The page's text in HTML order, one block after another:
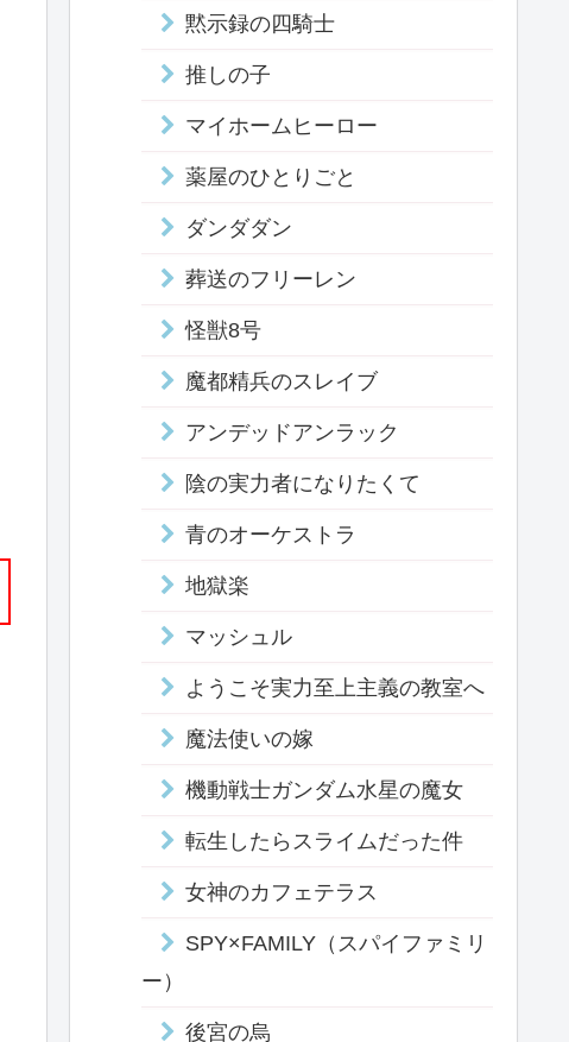
黙示録の四騎士
推しの子
マイホームヒーロー
薬屋のひとりごと
ダンダダン
葬送のフリーレン
怪獣8号
魔都精兵のスレイブ
アンデッドアンラック
陰の実力者になりたくて
青のオーケストラ
地獄楽
マッシュル
ようこそ実力至上主義の教室へ
魔法使いの嫁
機動戦士ガンダム水星の魔女
転生したらスライムだった件
女神のカフェテラス
SPY×FAMILY（スパイファミリ
ー）
後宮の烏